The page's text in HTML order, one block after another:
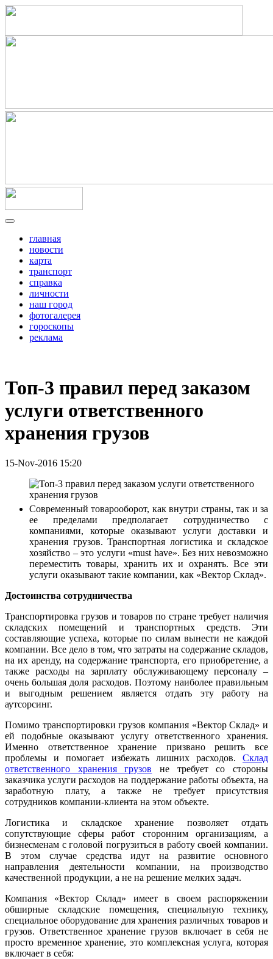
главная
новости
карта
транспорт
справка
личности
наш город
фотогалерея
гороскопы
реклама
Топ-3 правил перед заказом
услуги ответственного
хранения грузов
15-Nov-2016 15:20
Современный товарооборот, как внутри страны, так и за
ее пределами предполагает сотрудничество с
компаниями, которые оказывают услуги доставки и
хранения грузов. Транспортная логистика и складское
хозяйство – это услуги «must have». Без них невозможно
переместить товары, хранить их и охранять. Все эти
услуги оказывают такие компании, как «Вектор Склад».
Достоинства сотрудничества
Транспортировка грузов и товаров по стране требует наличия
складских помещений и транспортных средств. Эти
составляющие успеха, которые по силам вынести не каждой
компании. Все дело в том, что затраты на содержание складов,
на их аренду, на содержание транспорта, его приобретение, а
также расходы на зарплату обслуживающему персоналу –
очень большая доля расходов. Поэтому наиболее правильным
и выгодным решением является отдать эту работу на
аутсорсинг.
Помимо транспортировки грузов компания «Вектор Склад» и
ей подобные оказывают услугу ответственного хранения.
Именно ответственное хранение призвано решить все
проблемы и помогает избежать лишних расходов. Склад
ответственного хранения грузов не требует со стороны
заказчика услуги расходов на поддержание работы объекта, на
заработную плату, а также не требует присутствия
сотрудников компании-клиента на этом объекте.
Логистика и складское хранение позволяет отдать
сопутствующие сферы работ сторонним организациям, а
бизнесменам с головой погрузиться в работу своей компании.
В этом случае средства идут на развитие основного
направления деятельности компании, на производство
качественной продукции, а не на решение мелких задач.
Компания «Вектор Склад» имеет в своем распоряжении
обширные складские помещения, специальную технику,
специальное оборудование для хранения различных товаров и
грузов. Ответственное хранение грузов включает в себя не
просто временное хранение, это комплексная услуга, которая
включает в себя: